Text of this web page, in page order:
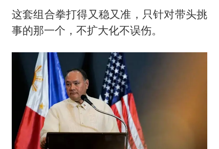
这套组合拳打得又稳又准，只针对带头挑
事的那一个，不扩大化不误伤。